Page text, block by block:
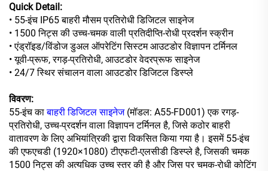
Quick Detail:
• 55-इंच IP65 बाहरी मौसम प्रतिरोधी डिजिटल साइनेज
• 1500 निट्स की उच्च-चमक वाली प्रतिदीप्ति-रोधी प्रदर्शन स्क्रीन
• एंड्रॉइड/विंडोज डुअल ऑपरेटिंग सिस्टम आउटडोर विज्ञापन टर्मिनल
• यूवी-प्रूफ, रगड़-प्रतिरोधी, आउटडोर वेदरप्रूफ साइनेज
• 24/7 स्थिर संचालन वाला आउटडोर डिजिटल डिस्प्ले
विवरण:
55-इंच काबाहरी डिजिटल साइनेज (मॉडल: A55-FD001) एक रगड़-
प्रतिरोधी, उच्च-प्रदर्शन वाला विज्ञापन टर्मिनल है, जिसे कठोर बाहरी
वातावरण के लिए अभियांत्रिकी द्वारा विकसित किया गया है। इसमें 55-इंच
की एफएचडी (1920×1080) टीएफटी-एलसीडी डिस्प्ले है, जिसकी चमक
1500 निट्स की अत्यधिक उच्च स्तर की है और जिस पर चमक-रोधी कोटिंग